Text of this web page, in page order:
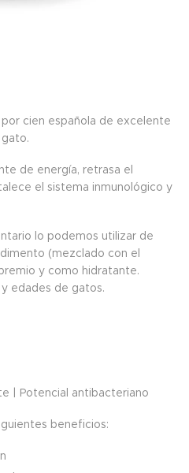
cien española de excelente
de energía, retrasa el
el sistema inmunológico y
lo podemos utilizar de
(mezclado con el
y como hidratante.
edades de gatos.
| Potencial antibacteriano
beneficios: